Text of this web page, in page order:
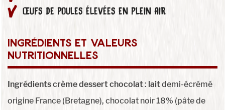
Œufs de poules élevées en plein air
ingrédients et valeurs
nutritionnelles
Ingrédients crème dessert chocolat : laitdemi-écrémé
origine France (Bretagne), chocolat noir 18% (pâte de